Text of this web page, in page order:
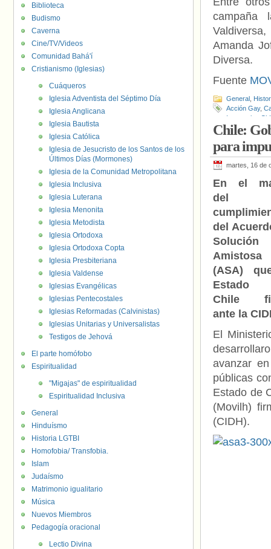
campaña
Amanda
Diversa.
Fuente
General
Acción Gay,
Interxuales
Observatorio
Diversa
Chile:
para
martes, 16 de
En el
del
del
Solución
Amistosa
(ASA)
Estado
Chile
ante la
El
avanzar
públicas
Estado de
(Movilh)
(CIDH).
Biblioteca
Budismo
Caverna
Cine/TV/Videos
Comunidad Bahá'í
Cristianismo (Iglesias)
Cuáqueros
Iglesia Adventista del Séptimo Día
Iglesia Anglicana
Iglesia Bautista
Iglesia Católica
Iglesia de Jesucristo de los Santos de los
Últimos Días (Mormones)
Iglesia de la Comunidad Metropolitana
Iglesia Inclusiva
Iglesia Luterana
Iglesia Menonita
Iglesia Metodista
Iglesia Ortodoxa
Iglesia Ortodoxa Copta
Iglesia Presbiteriana
Iglesia Valdense
Iglesias Evangélicas
Iglesias Pentecostales
Iglesias Reformadas (Calvinistas)
Iglesias Unitarias y Universalistas
Testigos de Jehová
El parte homófobo
Espiritualidad
"Migajas" de espiritualidad
Espiritualidad Inclusiva
General
Hinduísmo
Historia LGTBI
Homofobia/ Transfobia.
Islam
Judaísmo
Matrimonio igualitario
Música
Nuevos Miembros
Pedagogía oracional
Lectio Divina